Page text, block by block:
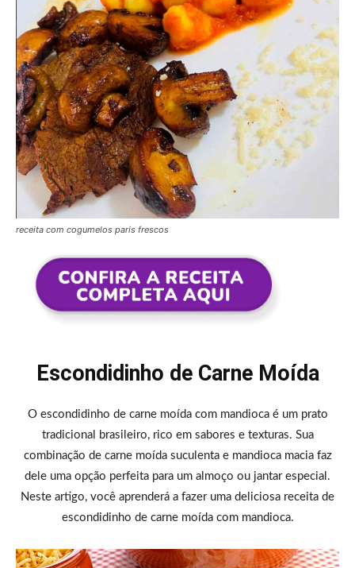
receita com cogumelos paris frescos
Escondidinho de Carne Moída
O escondidinho de carne moída com mandioca é um prato
tradicional brasileiro, rico em sabores e texturas. Sua
combinação de carne moída suculenta e mandioca macia faz
dele uma opção perfeita para um almoço ou jantar especial.
Neste artigo, você aprenderá a fazer uma deliciosa receita de
escondidinho de carne moída com mandioca.